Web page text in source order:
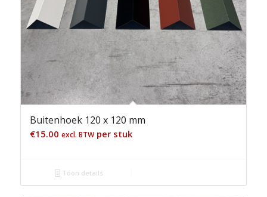
Buitenhoek 120 x 120 mm
€15.00 excl. BTWper stuk
Toon details